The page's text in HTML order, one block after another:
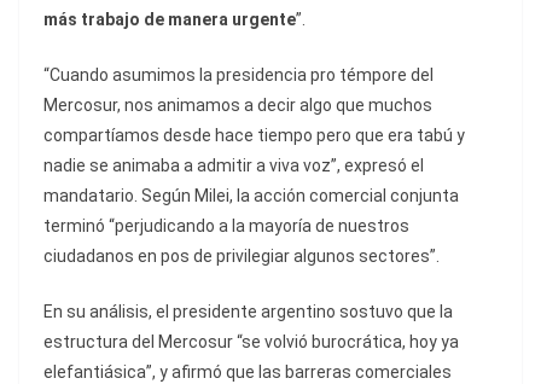
más trabajo de manera urgente”.
“Cuando asumimos la presidencia pro témpore del
Mercosur, nos animamos a decir algo que muchos
compartíamos desde hace tiempo pero que era tabú y
nadie se animaba a admitir a viva voz”, expresó el
mandatario. Según Milei, la acción comercial conjunta
terminó “perjudicando a la mayoría de nuestros
ciudadanos en pos de privilegiar algunos sectores”.
En su análisis, el presidente argentino sostuvo que la
estructura del Mercosur “se volvió burocrática, hoy ya
elefantiásica”, y afirmó que las barreras comerciales